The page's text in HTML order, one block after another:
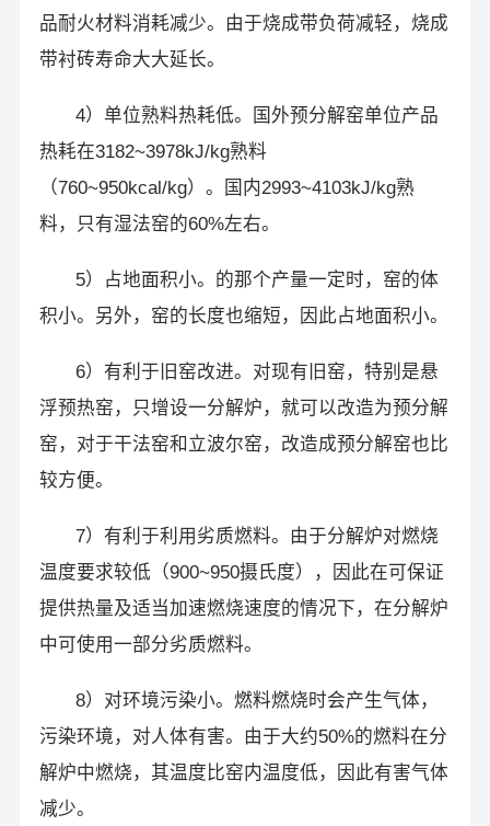
品耐火材料消耗减少。由于烧成带负荷减轻，烧成
带衬砖寿命大大延长。
4）单位熟料热耗低。国外预分解窑单位产品
热耗在3182~3978kJ/kg熟料
（760~950kcal/kg）。国内2993~4103kJ/kg熟
料，只有湿法窑的60%左右。
5）占地面积小。的那个产量一定时，窑的体
积小。另外，窑的长度也缩短，因此占地面积小。
6）有利于旧窑改进。对现有旧窑，特别是悬
浮预热窑，只增设一分解炉，就可以改造为预分解
窑，对于干法窑和立波尔窑，改造成预分解窑也比
较方便。
7）有利于利用劣质燃料。由于分解炉对燃烧
温度要求较低（900~950摄氏度），因此在可保证
提供热量及适当加速燃烧速度的情况下，在分解炉
中可使用一部分劣质燃料。
8）对环境污染小。燃料燃烧时会产生气体，
污染环境，对人体有害。由于大约50%的燃料在分
解炉中燃烧，其温度比窑内温度低，因此有害气体
减少。